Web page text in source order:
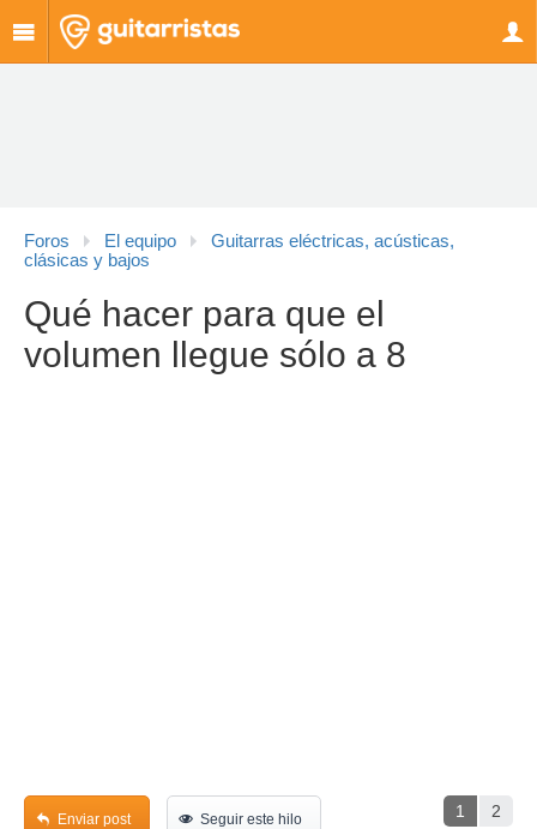
Foros El equipo
Guitarras eléctricas, acústicas,
clásicas y bajos
Qué hacer para que el
volumen llegue sólo a 8
1 2
Enviar post Seguir este hilo